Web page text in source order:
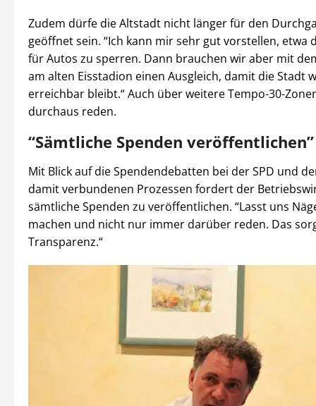
Zudem dürfe die Altstadt nicht länger für den
geöffnet sein. “Ich kann mir sehr gut vorstellen, etwa
für Autos zu sperren. Dann brauchen wir aber mit
am alten Eisstadion einen Ausgleich, damit die Stadt
erreichbar bleibt.“ Auch über weitere Tempo-30-
durchaus reden.
“Sämtliche Spenden veröffentlichen”
Mit Blick auf die Spendendebatten bei der SPD und
damit verbundenen Prozessen fordert der
sämtliche Spenden zu veröffentlichen. “Lasst uns
machen und nicht nur immer darüber reden. Das
Transparenz.“